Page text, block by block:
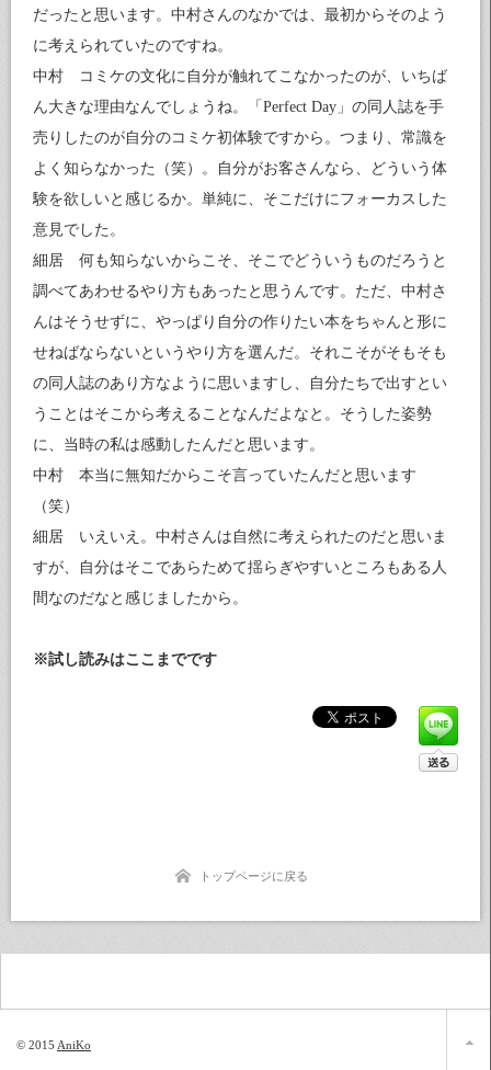
だったと思います。中村さんのなかでは、最初からそのよう
に考えられていたのですね。
中村 コミケの文化に自分が触れてこなかったのが、いちば
ん大きな理由なんでしょうね。「Perfect Day」の同人誌を手
売りしたのが自分のコミケ初体験ですから。つまり、常識を
よく知らなかった（笑）。自分がお客さんなら、どういう体
験を欲しいと感じるか。単純に、そこだけにフォーカスした
意見でした。
細居 何も知らないからこそ、そこでどういうものだろうと
調べてあわせるやり方もあったと思うんです。ただ、中村さ
んはそうせずに、やっぱり自分の作りたい本をちゃんと形に
せねばならないというやり方を選んだ。それこそがそもそも
の同人誌のあり方なように思いますし、自分たちで出すとい
うことはそこから考えることなんだよなと。そうした姿勢
に、当時の私は感動したんだと思います。
中村 本当に無知だからこそ言っていたんだと思います
（笑）
細居 いえいえ。中村さんは自然に考えられたのだと思いま
すが、自分はそこであらためて揺らぎやすいところもある人
間なのだなと感じましたから。
※試し読みはここまでです
トップページに戻る
© 2015 AniKo